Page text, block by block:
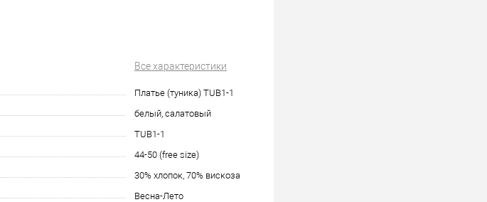
Все характеристики
Платье (туника) TUB1-1
белый, салатовый
TUB1-1
44-50 (free size)
30% хлопок, 70% вискоза
Весна-Лето